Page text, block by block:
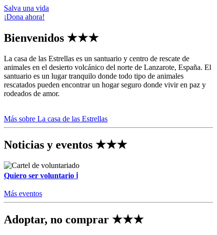
Salva una vida
¡Dona ahora!
Bienvenidos ★★★
La casa de las Estrellas es un santuario y centro de rescate de
animales en el desierto volcánico del norte de Lanzarote, España. El
santuario es un lugar tranquilo donde todo tipo de animales
rescatados pueden encontrar un hogar seguro donde vivir en paz y
rodeados de amor.
Más sobre La casa de las Estrellas
Noticias y eventos ★★★
Quiero ser voluntario ℹ
Más eventos
Adoptar, no comprar ★★★